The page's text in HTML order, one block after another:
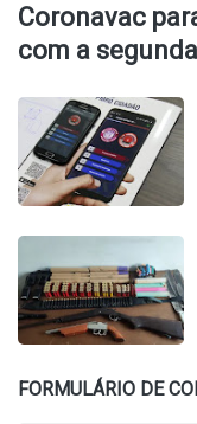
Coronavac
com a
FORMULÁRIO DE